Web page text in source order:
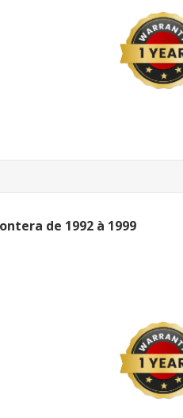
de 1992 à 1999